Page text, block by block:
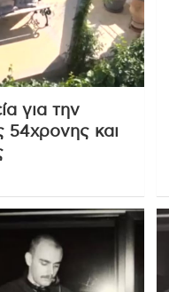
για την
54χρονης και